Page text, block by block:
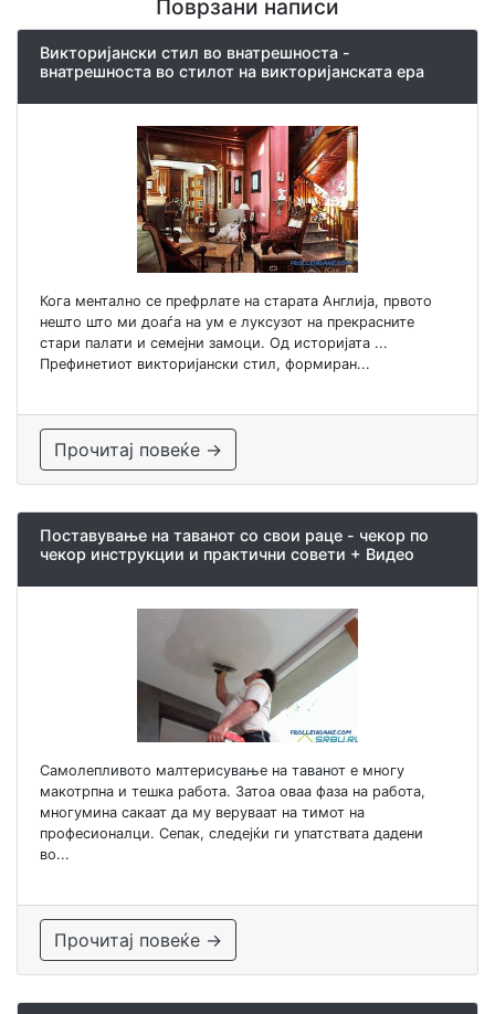
Поврзани написи
Викторијански стил во внатрешноста -
внатрешноста во стилот на викторијанската ера
Кога ментално се префрлате на старата Англија, првото
нешто што ми доаѓа на ум е луксузот на прекрасните
стари палати и семејни замоци. Од историјата ...
Префинетиот викторијански стил, формиран...
Прочитај повеќе →
Поставување на таванот со свои раце - чекор по
чекор инструкции и практични совети + Видео
Самолепливото малтерисување на таванот е многу
макотрпна и тешка работа. Затоа оваа фаза на работа,
многумина сакаат да му веруваат на тимот на
професионалци. Сепак, следејќи ги упатствата дадени
во...
Прочитај повеќе →